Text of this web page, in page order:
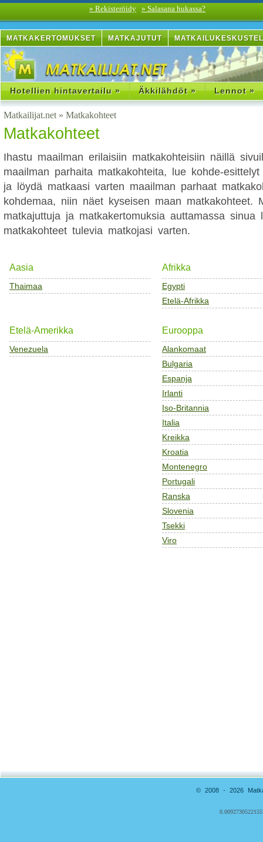
» Rekisteröidy » Salasana hukassa?
MATKAKERTOMUKSET MATKAJUTUT
Hotellien hintavertailu » Äkkilähdöt » Lennot »
Matkailijat.net » Matkakohteet
Matkakohteet
Ihastu maailman erilaisiin matkakohteisiin näillä
maailman parhaita matkakohteita, lue kohde-
ja löydä matkaasi varten maailman parhaat
kohdemaa, niin näet kyseisen maan matkakohteet.
matkajuttuja ja matkakertomuksia auttamassa sinua
matkakohteet tulevia matkojasi varten.
Aasia
Thaimaa
Afrikka
Egypti
Etelä-Afrikka
Etelä-Amerikka
Venezuela
Eurooppa
Alankomaat
Bulgaria
Espanja
Irlanti
Iso-Britannia
Italia
Kreikka
Kroatia
Montenegro
Portugali
Ranska
Slovenia
Tsekki
Viro
© 2008 - 2026